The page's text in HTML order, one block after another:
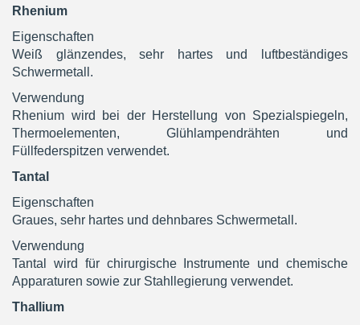
Rhenium
Eigenschaften
Weiß glänzendes, sehr hartes und luftbeständiges
Schwermetall.
Verwendung
Rhenium wird bei der Herstellung von Spezialspiegeln,
Thermoelementen, Glühlampendrähten und
Füllfederspitzen verwendet.
Tantal
Eigenschaften
Graues, sehr hartes und dehnbares Schwermetall.
Verwendung
Tantal wird für chirurgische Instrumente und chemische
Apparaturen sowie zur Stahllegierung verwendet.
Thallium